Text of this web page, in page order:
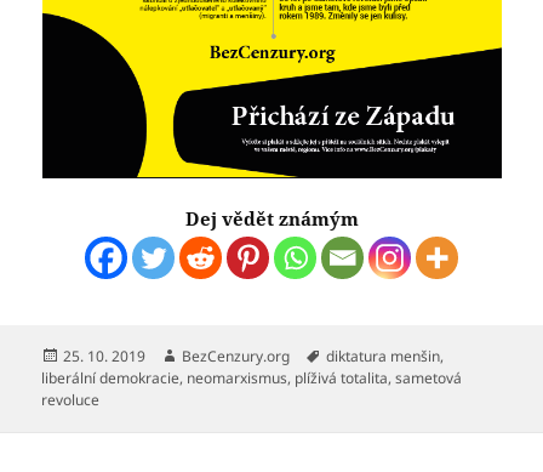
Dej vědět známým
Publikováno:
25. 10. 2019 Autor:
BezCenzury.org Štítky:
diktatura menšin,
liberální demokracie, neomarxismus, plíživá totalita,sametová
revoluce